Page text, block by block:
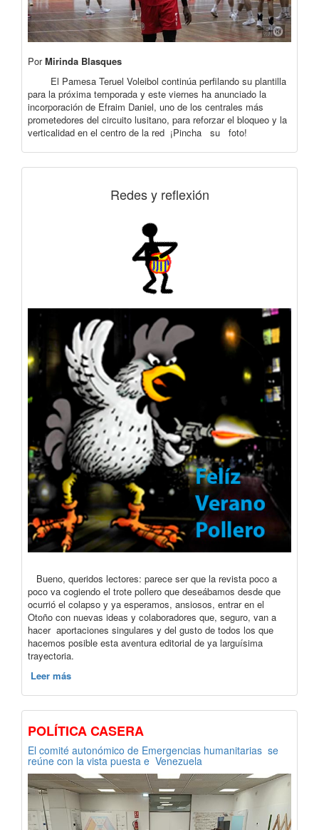
PorMirinda Blasques
El Pamesa Teruel Voleibol continúa perfilando su plantilla
para la próxima temporada y este viernes ha anunciado la
incorporación de Efraim Daniel, uno de los centrales más
prometedores del circuito lusitano, para reforzar el bloqueo y la
verticalidad en el centro de la red ¡Pincha su foto!
Redes y reflexión
Bueno, queridos lectores: parece ser que la revista poco a
poco va cogiendo el trote pollero que deseábamos desde que
ocurrió el colapso y ya esperamos, ansiosos, entrar en el
Otoño con nuevas ideas y colaboradores que, seguro, van a
hacer aportaciones singulares y del gusto de todos los que
hacemos posible esta aventura editorial de ya larguísima
trayectoria.
Leer más
POLÍTICA CASERA
El comité autonómico de Emergencias humanitarias se
reúne con la vista puesta e Venezuela